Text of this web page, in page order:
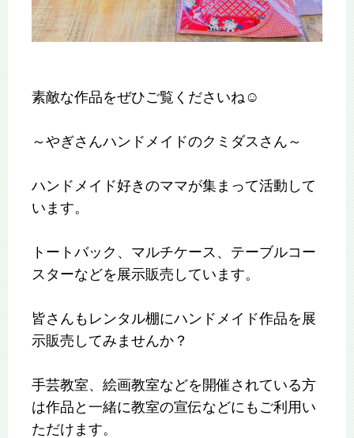
素敵な作品をぜひご覧くださいね☺️
～やぎさんハンドメイドのクミダスさん～
ハンドメイド好きのママが集まって活動して
います。
トートバック、マルチケース、テーブルコー
スターなどを展示販売しています。
皆さんもレンタル棚にハンドメイド作品を展
示販売してみませんか？
手芸教室、絵画教室などを開催されている方
は作品と一緒に教室の宣伝などにもご利用い
ただけます。